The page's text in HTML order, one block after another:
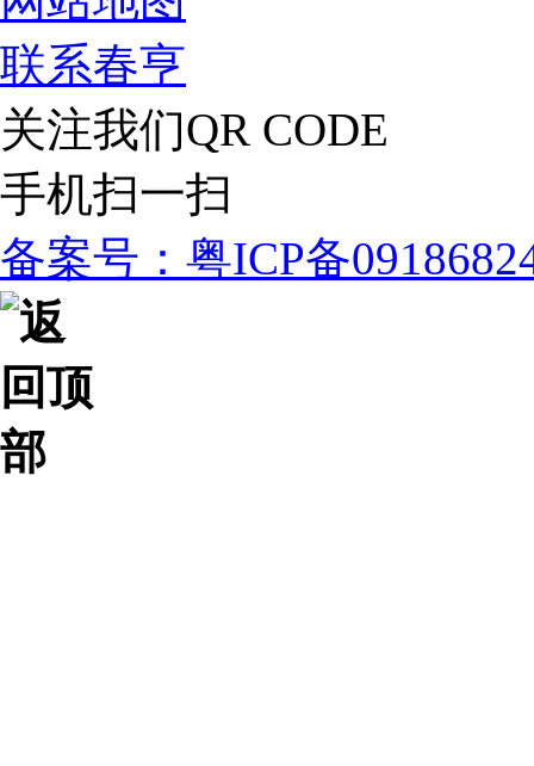
联系春亨
关注我们QR CODE
手机扫一扫
备案号：粤ICP备